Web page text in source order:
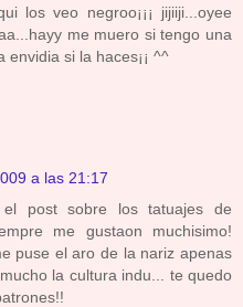
los veo negroo¡¡¡ jijiiji...oyee
me muero si tengo una
envidia si la haces¡¡ ^^
a las 21:17
post sobre los tatuajes de
me gustaon muchisimo!
puse el aro de la nariz apenas
la cultura indu... te quedo